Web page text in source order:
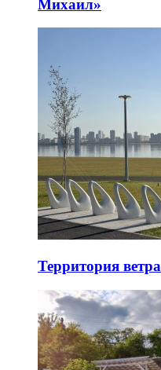
Михаил»
Территория ветра